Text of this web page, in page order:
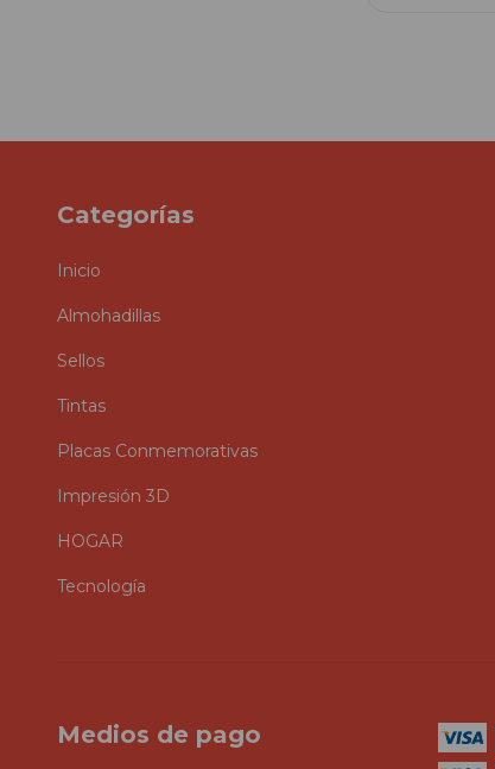
Categorías
Inicio
Almohadillas
Sellos
Tintas
Placas Conmemorativas
Impresión 3D
HOGAR
Tecnología
Medios de pago